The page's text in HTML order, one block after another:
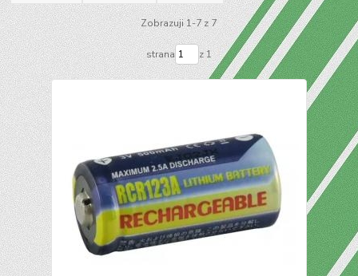
Zobrazuji 1-7 z 7
strana z 1